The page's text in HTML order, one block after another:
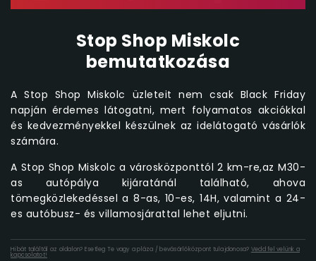
Stop Shop Miskolc
bemutatkozása
A Stop Shop Miskolc üzleteit nem csak Black Friday
napján érdemes látogatni, mert folyamatos akciókkal
és kedvezményekkel készülnek az idelátogató vásárlók
számára.
A Stop Shop Miskolc a városközponttól 2 km-re,az M30-
as autópálya kijáratánál található, ahova
tömegközlekedéssel a 8-as, 10-es, 14H, valamint a 24-
es autóbusz- és villamosjárattal lehet eljutni.
Hibát találtál az oldalon? Esetleg Te vagy a pláza / bevásárlóközpont tulajdonosa? Vedd fel velünk a
kapcsolatot!